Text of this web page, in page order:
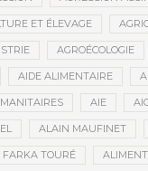
ET ÉLEVAGE
AGROÉCOLOGIE
AIDE ALIMENTAIRE
AIE
ALAIN MAUFINET
FARKA TOURÉ